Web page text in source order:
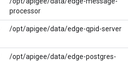
processor
/opt/apigee/data/edge-qpid-server
/opt/apigee/data/edge-postgres-